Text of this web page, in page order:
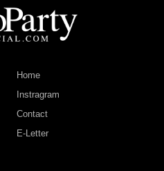
Home
Instragram
Contact
E-Letter